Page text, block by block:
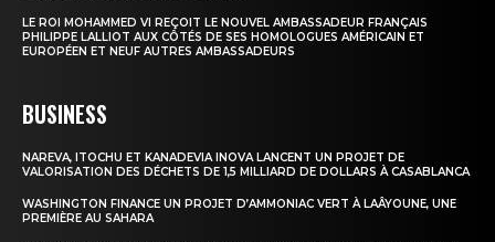
LE ROI MOHAMMED VI REÇOIT LE NOUVEL AMBASSADEUR FRANÇAIS
PHILIPPE LALLIOT AUX CÔTÉS DE SES HOMOLOGUES AMÉRICAIN ET
EUROPÉEN ET NEUF AUTRES AMBASSADEURS
BUSINESS
NAREVA, ITOCHU ET KANADEVIA INOVA LANCENT UN PROJET DE
VALORISATION DES DÉCHETS DE 1,5 MILLIARD DE DOLLARS À CASABLANCA
WASHINGTON FINANCE UN PROJET D’AMMONIAC VERT À LAÂYOUNE, UNE
PREMIÈRE AU SAHARA